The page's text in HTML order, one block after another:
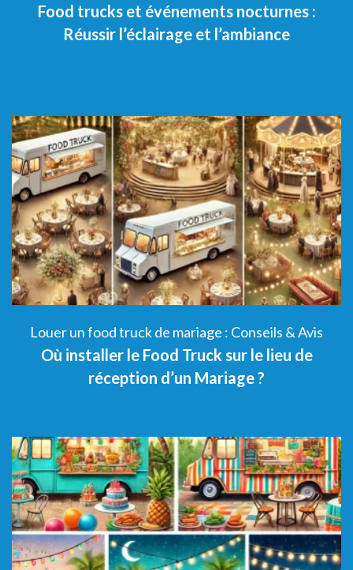
Food trucks et événements nocturnes :
Réussir l’éclairage et l’ambiance
Louer un food truck de mariage : Conseils & Avis
Où installer le Food Truck sur le lieu de
réception d’un Mariage ?